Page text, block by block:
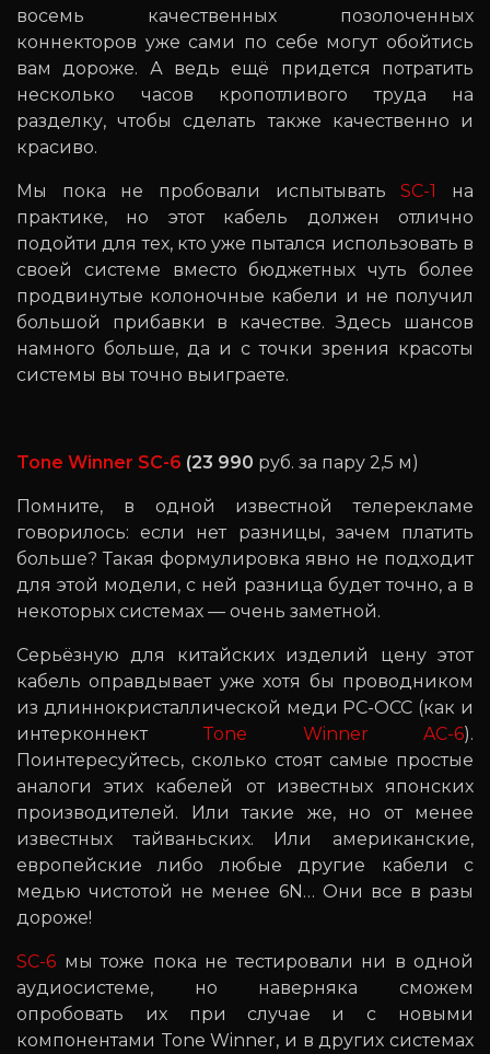
восемь качественных позолоченных
коннекторов уже сами по себе могут обойтись
вам дороже. А ведь ещё придется потратить
несколько часов кропотливого труда на
разделку, чтобы сделать также качественно и
красиво.
Мы пока не пробовали испытыватьSC-1
на
практике, но этот кабель должен отлично
подойти для тех, кто уже пытался использовать в
своей системе вместо бюджетных чуть более
продвинутые колоночные кабели и не получил
большой прибавки в качестве. Здесь шансов
намного больше, да и с точки зрения красоты
системы вы точно выиграете.
Tone Winner SC-6 (23 990 руб. за пару 2,5 м)
Помните, в одной известной телерекламе
говорилось: если нет разницы, зачем платить
больше? Такая формулировка явно не подходит
для этой модели, с ней разница будет точно, а в
некоторых системах — очень заметной.
Серьёзную для китайских изделий цену этот
кабель оправдывает уже хотя бы проводником
из длиннокристаллической меди PC-OCC (как и
интерконнект Tone Winner AC-6).
Поинтересуйтесь, сколько стоят самые простые
аналоги этих кабелей от известных японских
производителей. Или такие же, но от менее
известных тайваньских. Или американские,
европейские либо любые другие кабели с
медью чистотой не менее 6N… Они все в разы
дороже!
SC-6 мы тоже пока не тестировали ни в одной
аудиосистеме, но наверняка сможем
опробовать их при случае и с новыми
компонентами Tone Winner, и в других системах